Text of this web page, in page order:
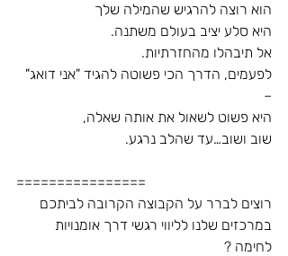
הוא רוצה להרגיש שהמילה שלך
היא סלע יציב בעולם משתנה.
אל תיבהלו מהחזרתיות.
לפעמים, הדרך הכי פשוטה להגיד "אני דואג"
–
היא פשוט לשאול את אותה שאלה,
שוב ושוב…עד שהלב נרגע.
================
רוצים לברר על הקבוצה הקרובה לביתכם
במרכזים שלנו לליווי רגשי דרך אומנויות
לחימה ?